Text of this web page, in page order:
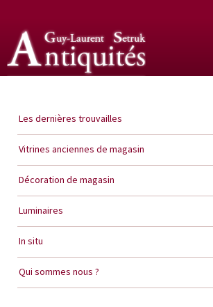
Les dernières trouvailles
Vitrines anciennes de magasin
Décoration de magasin
Luminaires
In situ
Qui sommes nous ?